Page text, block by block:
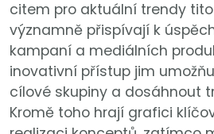
citem pro aktuální trendy
významně přispívají k
kampaní a mediálních
inovativní přístup jim
cílové skupiny a dosáhnout
Kromě toho hrají grafici